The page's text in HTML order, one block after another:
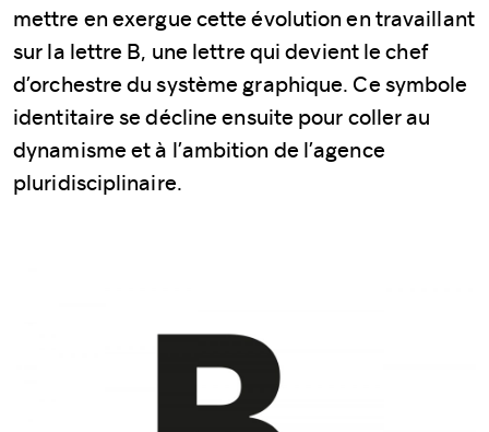
mettre en exergue cette évolution en travaillant
sur la lettre B, une lettre qui devient le chef
d’orchestre du système graphique. Ce symbole
identitaire se décline ensuite pour coller au
dynamisme et à l’ambition de l’agence
pluridisciplinaire.